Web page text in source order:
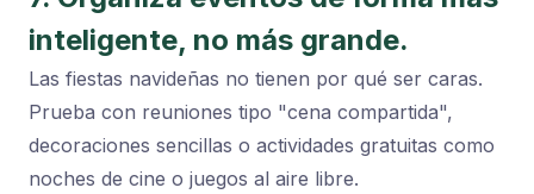
inteligente, no más grande.
Las fiestas navideñas no tienen por qué ser caras.
Prueba con reuniones tipo "cena compartida",
decoraciones sencillas o actividades gratuitas como
noches de cine o juegos al aire libre.